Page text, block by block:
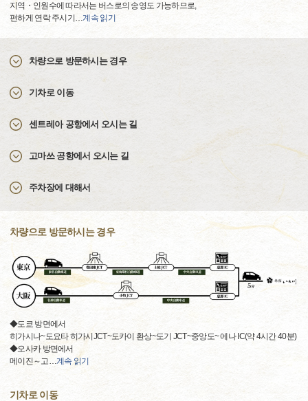
지역・인원수에 따라서는 버스로의 송영도 가능하므로,
편하게 연락 주시기 …계속 읽기
차량으로 방문하시는 경우
기차로 이동
센트레아 공항에서 오시는 길
고마쓰 공항에서 오시는 길
주차장에 대해서
차량으로 방문하시는 경우
◆도쿄 방면에서
히가시나~도요타 히가시JCT~도카이 환상~도기 JCT~중앙도~ 에나 IC(약 4시간 40분)
◆오사카 방면에서
메이진～고
계속 읽기
기차로 이동